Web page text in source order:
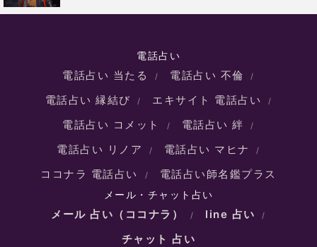
電話占い
電話占い 当たる
電話占い 不倫
電話占い 縁結び
エキサイト 電話占い
電話占い コメット
電話占い 絆
電話占い リノア
電話占い マヒナ
ココナラ 電話占い
電話占い師名鑑プラス
メール・チャット占い
メール 占い（ココナラ）
line 占い
チャット 占い